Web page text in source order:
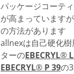
パッケージコーテ
が高まっています
の方法があります
allnexは自己硬化樹
ターのEBECRYL®
EBECRYL® P 39の